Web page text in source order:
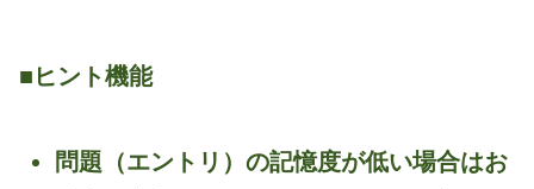
■ヒント機能
問題（エントリ）の記憶度が低い場合はお